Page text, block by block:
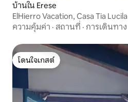
บ้านใน Erese
ElHierro Vacation, Casa Tia Lucila
ความคุ้มค่า · สถานที่ · การเดินทาง
โดนใจเกสต์
โดนใจเกสต์